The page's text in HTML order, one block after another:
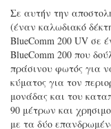
Σε αυτήν την
(έναν καλωδιακό
BlueComm 200 UV σε
BlueComm 200 που
πράσινου φωτός για
κύματος για τον
μονάδας και του
90 μέτρων και
με τα δύο